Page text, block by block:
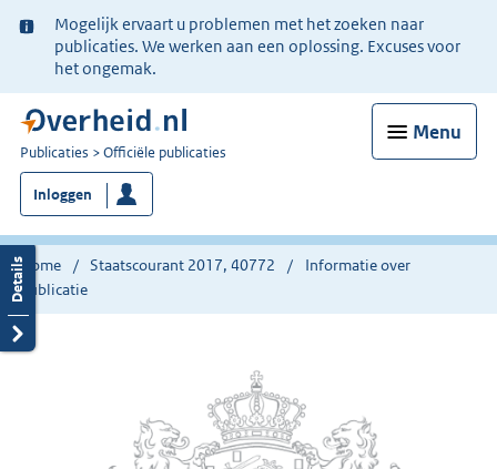
Ter
informatie:
Mogelijk ervaart u problemen met het zoeken naar
publicaties. We werken aan een oplossing. Excuses voor
het ongemak.
Menu
U
bent
nu
hier:
Publicaties Officiële publicaties
Inloggen
Home Staatscourant 2017, 40772
Informatie over
publicatie